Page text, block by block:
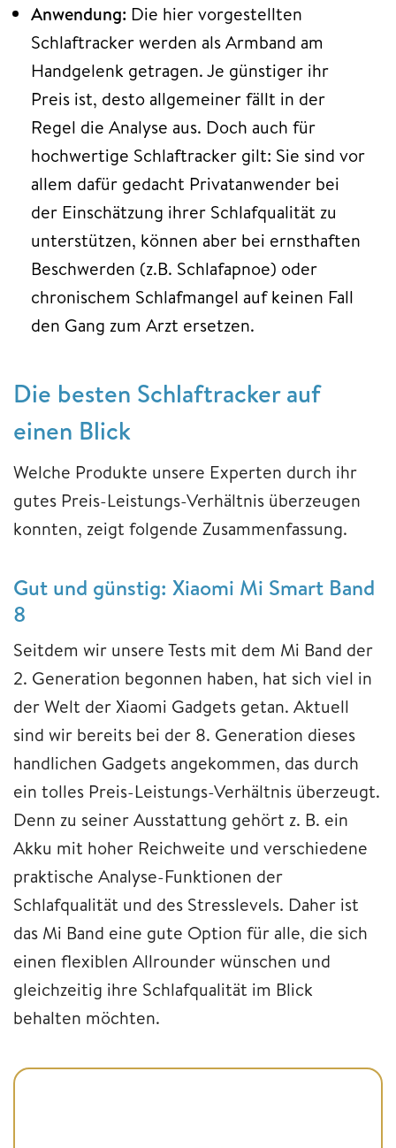
Anwendung: Die hier vorgestellten
Schlaftracker werden als Armband am
Handgelenk getragen. Je günstiger ihr
Preis ist, desto allgemeiner fällt in der
Regel die Analyse aus. Doch auch für
hochwertige Schlaftracker gilt: Sie sind vor
allem dafür gedacht Privatanwender bei
der Einschätzung ihrer Schlafqualität zu
unterstützen, können aber bei ernsthaften
Beschwerden (z.B. Schlafapnoe) oder
chronischem Schlafmangel auf keinen Fall
den Gang zum Arzt ersetzen.
Die besten Schlaftracker auf
einen Blick
Welche Produkte unsere Experten durch ihr
gutes Preis-Leistungs-Verhältnis überzeugen
konnten, zeigt folgende Zusammenfassung.
Gut und günstig: Xiaomi Mi Smart Band
8
Seitdem wir unsere Tests mit dem Mi Band der
2. Generation begonnen haben, hat sich viel in
der Welt der Xiaomi Gadgets getan. Aktuell
sind wir bereits bei der 8. Generation dieses
handlichen Gadgets angekommen, das durch
ein tolles Preis-Leistungs-Verhältnis überzeugt.
Denn zu seiner Ausstattung gehört z. B. ein
Akku mit hoher Reichweite und verschiedene
praktische Analyse-Funktionen der
Schlafqualität und des Stresslevels. Daher ist
das Mi Band eine gute Option für alle, die sich
einen flexiblen Allrounder wünschen und
gleichzeitig ihre Schlafqualität im Blick
behalten möchten.